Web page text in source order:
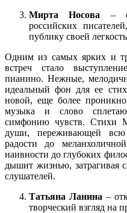
Мирта Носова –
российских
публику своей
Одним из самых ярких и
встреч стало
пианино. Нежные,
идеальный фон для ее
новой, еще более
музыка и слово
симфонию чувств. Стихи
души, переживающей
радости до
наивности до глубоких
дышит жизнью, затрагивая
слушателей.
Татьяна Ланина –
творческий взгляд на